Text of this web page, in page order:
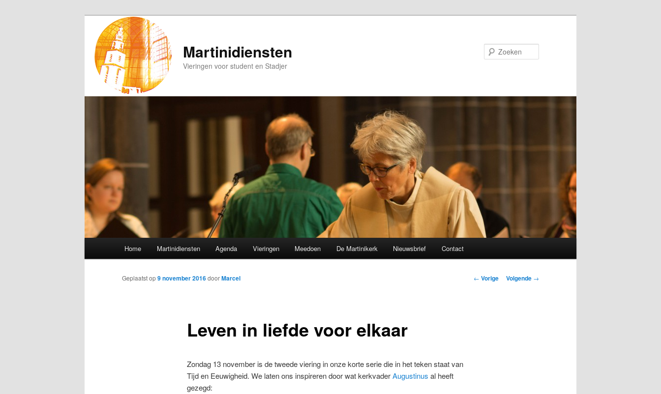
Martinidiensten
Vieringen voor student en Stadjer
Home Martinidiensten Agenda Vieringen Meedoen De Martinikerk Nieuwsbrief Contact
Bericht
← Vorige Volgende →
Leven in liefde voor elkaar
Geplaatst op9 november 2016doorMarcel
Zondag 13 november is de tweede viering in onze korte serie die in het teken staat van
Tijd en Eeuwigheid. We laten ons inspireren door wat kerkvaderAugustinus al heeft
gezegd: